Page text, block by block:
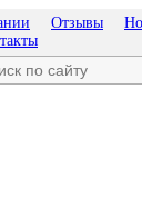
Отзывы